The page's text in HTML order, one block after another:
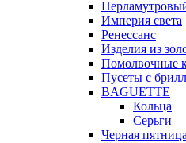
Империя света
Ренессанс
Изделия из
Помолвочные
Пусеты с
BAGUETTE
Кольца
Серьги
Черная пятница